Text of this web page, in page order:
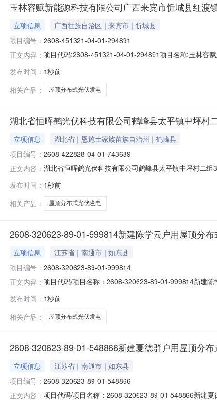
玉林容赋新能源科技有限公司广西来宾市忻城县红渡
立项信息
广西壮族自治区｜来宾市｜忻城县
项目编号： 2608-451321-04-01-294891
正文内容： 项目代码:2608-451321-04-01-294891项目名称:玉林容
发布时间： 1秒前
相关产品：
屋顶分布式光伏发电
湖北省恒晖鹤光伏科技有限公司鹤峰县太平镇中坪村
立项信息
湖北省｜恩施土家族苗族自治州｜鹤峰县
项目编号： 2608-422828-04-01-743689
正文内容： 湖北省恒晖鹤光伏科技有限公司鹤峰县太平镇中坪村二
件。消纳方式为全额上网。占用屋顶面积约170平方。
发布时间： 1秒前
相关产品：
屋顶分布式光伏发电
2608-320623-89-01-999814新建陈学云户用屋顶分
立项信息
江苏省｜南通市｜如东县
项目编号： 2608-320623-89-01-999814
正文内容： 项目代码/项目名称：2608-320623-89-01-999814新建
发布时间： 1秒前
相关产品：
屋顶分布式光伏发电
2608-320623-89-01-548866新建夏德群户用屋顶分
立项信息
江苏省｜南通市｜如东县
项目编号： 2608-320623-89-01-548866
正文内容： 项目代码/项目名称：2608-320623-89-01-548866新建